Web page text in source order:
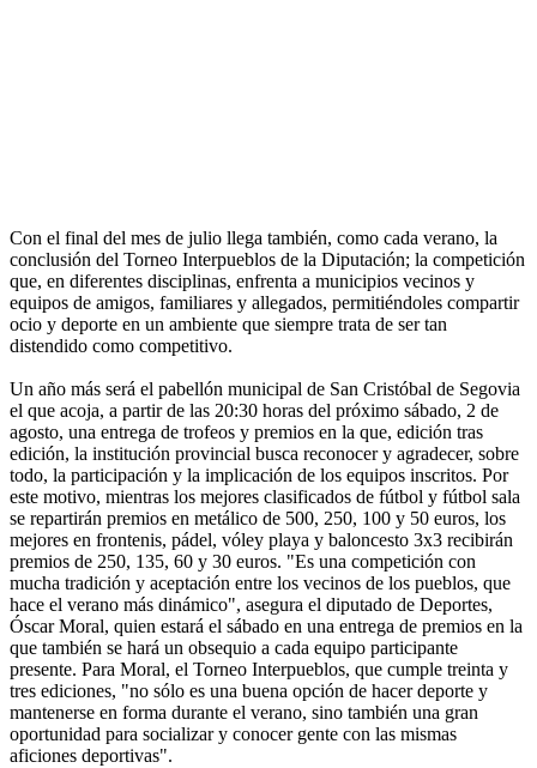
Con el final del mes de julio llega también, como cada verano, la
conclusión del Torneo Interpueblos de la Diputación; la competición
que, en diferentes disciplinas, enfrenta a municipios vecinos y
equipos de amigos, familiares y allegados, permitiéndoles compartir
ocio y deporte en un ambiente que siempre trata de ser tan
distendido como competitivo.
Un año más será el pabellón municipal de San Cristóbal de Segovia
el que acoja, a partir de las 20:30 horas del próximo sábado, 2 de
agosto, una entrega de trofeos y premios en la que, edición tras
edición, la institución provincial busca reconocer y agradecer, sobre
todo, la participación y la implicación de los equipos inscritos. Por
este motivo, mientras los mejores clasificados de fútbol y fútbol sala
se repartirán premios en metálico de 500, 250, 100 y 50 euros, los
mejores en frontenis, pádel, vóley playa y baloncesto 3x3 recibirán
premios de 250, 135, 60 y 30 euros. "Es una competición con
mucha tradición y aceptación entre los vecinos de los pueblos, que
hace el verano más dinámico", asegura el diputado de Deportes,
Óscar Moral, quien estará el sábado en una entrega de premios en la
que también se hará un obsequio a cada equipo participante
presente. Para Moral, el Torneo Interpueblos, que cumple treinta y
tres ediciones, "no sólo es una buena opción de hacer deporte y
mantenerse en forma durante el verano, sino también una gran
oportunidad para socializar y conocer gente con las mismas
aficiones deportivas".